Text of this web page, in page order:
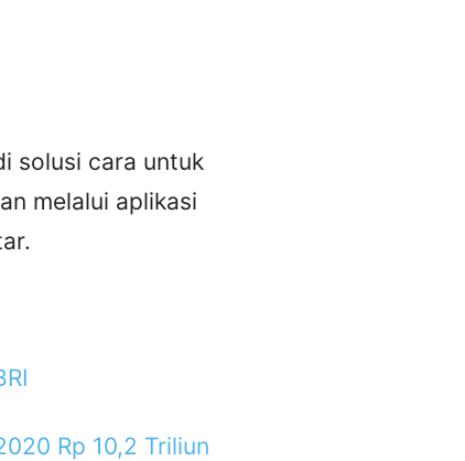
solusi cara untuk
melalui aplikasi
Rp 10,2 Triliun